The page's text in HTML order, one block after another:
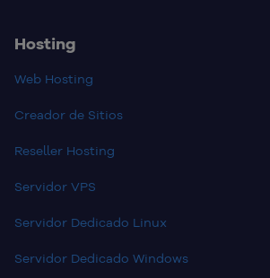
Hosting
Web Hosting
Creador de Sitios
Reseller Hosting
Servidor VPS
Servidor Dedicado Linux
Servidor Dedicado Windows